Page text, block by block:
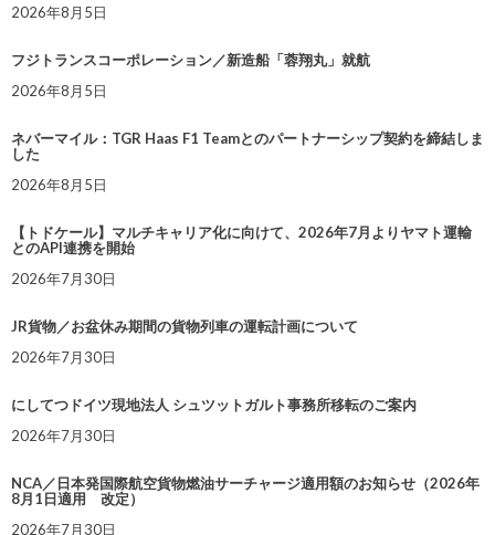
2026年8月5日
フジトランスコーポレーション／新造船「蓉翔丸」就航
2026年8月5日
ネバーマイル：TGR Haas F1 Teamとのパートナーシップ契約を締結しま
した
2026年8月5日
【トドケール】マルチキャリア化に向けて、2026年7月よりヤマト運輸
とのAPI連携を開始
2026年7月30日
JR貨物／お盆休み期間の貨物列車の運転計画について
2026年7月30日
にしてつドイツ現地法人 シュツットガルト事務所移転のご案内
2026年7月30日
NCA／日本発国際航空貨物燃油サーチャージ適用額のお知らせ（2026年
8月1日適用 改定）
2026年7月30日